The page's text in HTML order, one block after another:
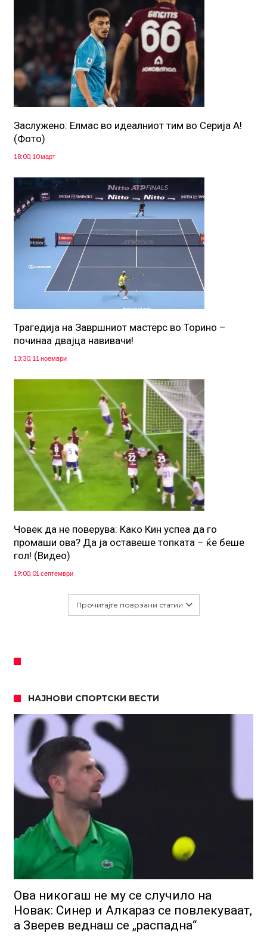
Заслужено: Елмас во идеалниот тим во Серија А!
(Фото)
18:00, 10 март
Трагедија на Завршниот мастерс во Торино –
починаа двајца навивачи!
13:30, 11 ноември
Човек да не поверува: Како Кин успеа да го
промаши ова? Да ја оставеше топката – ќе беше
гол! (Видео)
19:00, 01 септември
Прочитајте поврзани статии
НАЈНОВИ СПОРТСКИ ВЕСТИ
Ова никогаш не му се случило на
Новак: Синер и Алкараз се повлекуваат,
а Зверев веднаш се „распадна“